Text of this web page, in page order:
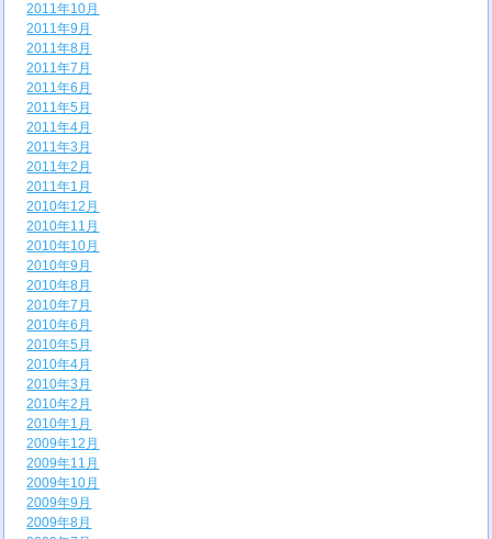
2011年10月
2011年9月
2011年8月
2011年7月
2011年6月
2011年5月
2011年4月
2011年3月
2011年2月
2011年1月
2010年12月
2010年11月
2010年10月
2010年9月
2010年8月
2010年7月
2010年6月
2010年5月
2010年4月
2010年3月
2010年2月
2010年1月
2009年12月
2009年11月
2009年10月
2009年9月
2009年8月